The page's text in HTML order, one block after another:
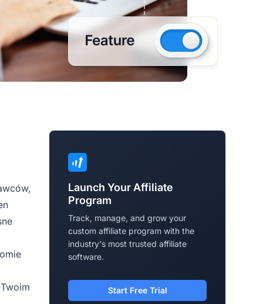
Launch Your Affiliate
Program
Track, manage, and grow your
custom affiliate program with the
industry's most trusted affiliate
software.
Start Free Trial